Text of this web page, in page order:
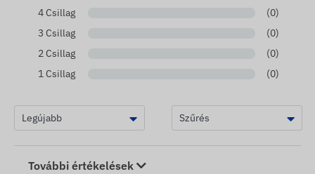
4 Csillag
(0)
3 Csillag
(0)
2 Csillag
(0)
1 Csillag
(0)
További értékelések